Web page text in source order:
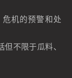
机的预警和处
不限于瓜料、